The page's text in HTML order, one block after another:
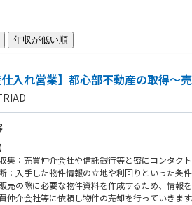
年収が低い順
仕入れ営業】都心部不動産の取得～
集：売買仲介会社や信託銀行等と密にコンタク
：入手した物件情報の立地や利回りといった条
売の際に必要な物件資料を作成するため、情報を
仲介会社等に依頼し物件の売却を行っていきます